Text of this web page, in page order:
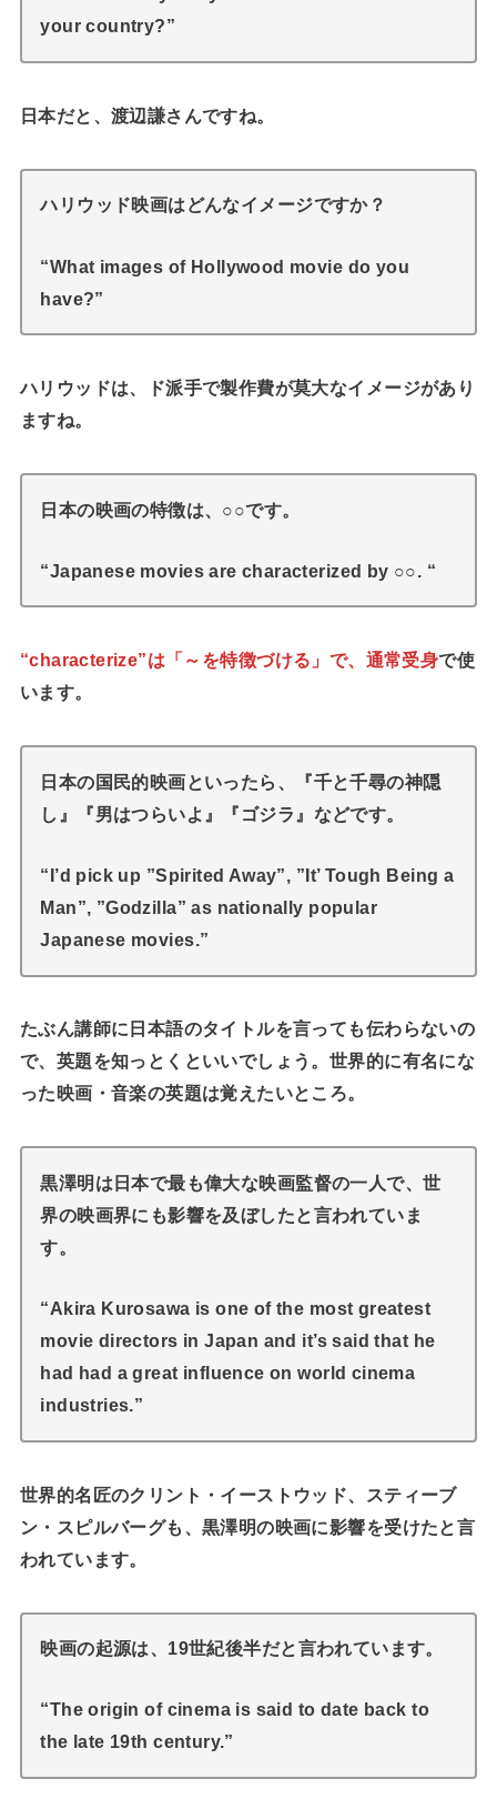
your country?”
日本だと、渡辺謙さんですね。
ハリウッド映画はどんなイメージですか？
“What images of Hollywood movie do you
have?”
ハリウッドは、ド派手で製作費が莫大なイメージがあり
ますね。
日本の映画の特徴は、○○です。
“Japanese movies are characterized by ○○. “
“characterize”は「～を特徴づける」で、通常受身で使
います。
日本の国民的映画といったら、『千と千尋の神隠
し』『男はつらいよ』『ゴジラ』などです。
“I’d pick up ”Spirited Away”, ”It’ Tough Being a
Man”, ”Godzilla” as nationally popular
Japanese movies.”
たぶん講師に日本語のタイトルを言っても伝わらないの
で、英題を知っとくといいでしょう。世界的に有名にな
った映画・音楽の英題は覚えたいところ。
黒澤明は日本で最も偉大な映画監督の一人で、世
界の映画界にも影響を及ぼしたと言われていま
す。
“Akira Kurosawa is one of the most greatest
movie directors in Japan and it’s said that he
had had a great influence on world cinema
industries.”
世界的名匠のクリント・イーストウッド、スティーブ
ン・スピルバーグも、黒澤明の映画に影響を受けたと言
われています。
映画の起源は、19世紀後半だと言われています。
“The origin of cinema is said to date back to
the late 19th century.”